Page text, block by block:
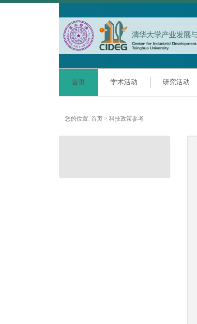
首页 学术活动 研究活动
您的位置: 首页 > 科技政策参考